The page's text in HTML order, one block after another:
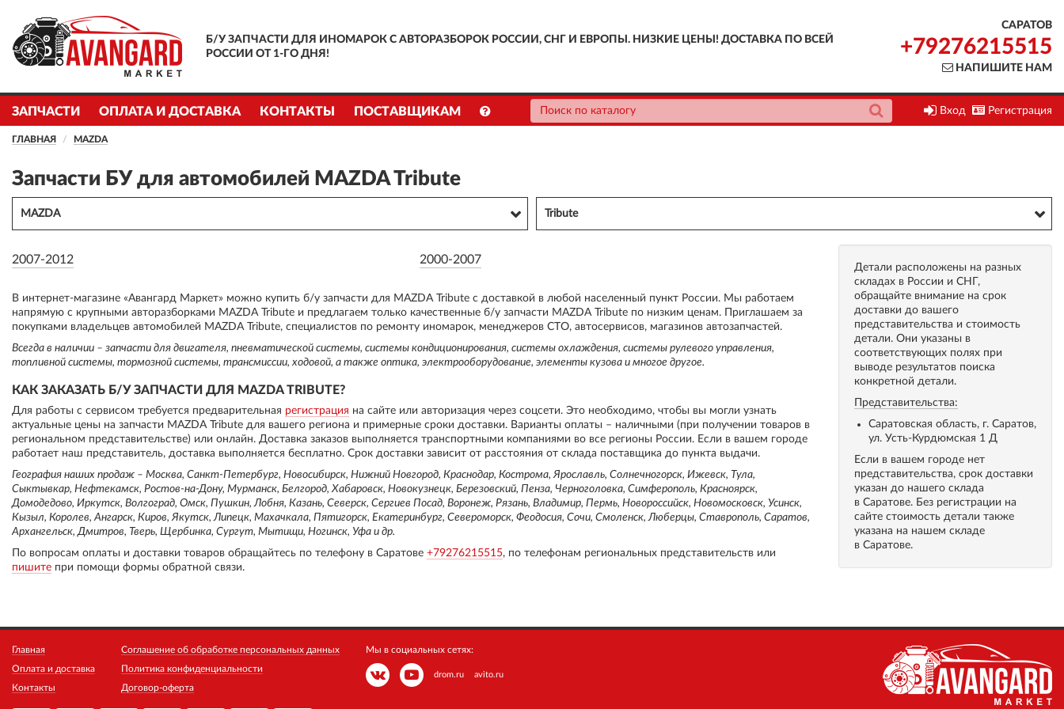
Б/У ЗАПЧАСТИ ДЛЯ ИНОМАРОК С АВТОРАЗБОРОК РОССИИ, СНГ И ЕВРОПЫ. НИЗКИЕ ЦЕНЫ! ДОСТАВКА ПО ВСЕЙ
РОССИИ ОТ 1-ГО ДНЯ!
САРАТОВ
+79276215515
НАПИШИТЕ НАМ
ЗАПЧАСТИ ОПЛАТА И ДОСТАВКА КОНТАКТЫ ПОСТАВЩИКАМ Вход Регистрация
ГЛАВНАЯ MAZDA
Запчасти БУ для автомобилей MAZDA Tribute
MAZDA Tribute
2007-2012 2000-2007
В интернет-магазине «Авангард Маркет» можно купить б/у запчасти для MAZDA Tribute с доставкой в любой населенный пункт России. Мы работаем
напрямую с крупными авторазборками MAZDA Tribute и предлагаем только качественные б/у запчасти MAZDA Tribute по низким ценам. Приглашаем за
покупками владельцев автомобилей MAZDA Tribute, специалистов по ремонту иномарок, менеджеров СТО, автосервисов, магазинов автозапчастей.
Всегда в наличии – запчасти для двигателя, пневматической системы, системы кондиционирования, системы охлаждения, системы рулевого управления,
топливной системы, тормозной системы, трансмиссии, ходовой, а также оптика, электрооборудование, элементы кузова и многое другое.
КАК ЗАКАЗАТЬ Б/У ЗАПЧАСТИ ДЛЯ MAZDA TRIBUTE?
Для работы с сервисом требуется предварительная регистрация на сайте или авторизация через соцсети. Это необходимо, чтобы вы могли узнать
актуальные цены на запчасти MAZDA Tribute для вашего региона и примерные сроки доставки. Варианты оплаты – наличными (при получении товаров в
региональном представительстве) или онлайн. Доставка заказов выполняется транспортными компаниями во все регионы России. Если в вашем городе
работает наш представитель, доставка выполняется бесплатно. Срок доставки зависит от расстояния от склада поставщика до пункта выдачи.
География наших продаж – Москва, Санкт-Петербург, Новосибирск, Нижний Новгород, Краснодар, Кострома, Ярославль, Солнечногорск, Ижевск, Тула,
Сыктывкар, Нефтекамск, Ростов-на-Дону, Мурманск, Белгород, Хабаровск, Новокузнецк, Березовский, Пенза, Черноголовка, Симферополь, Красноярск,
Домодедово, Иркутск, Волгоград, Омск, Пушкин, Лобня, Казань, Северск, Сергиев Посад, Воронеж, Рязань, Владимир, Пермь, Новороссийск, Новомосковск, Усинск,
Кызыл, Королев, Ангарск, Киров, Якутск, Липецк, Махачкала, Пятигорск, Екатеринбург, Североморск, Феодосия, Сочи, Смоленск, Люберцы, Ставрополь, Саратов,
Архангельск, Дмитров, Тверь, Щербинка, Сургут, Мытищи, Ногинск, Уфа и др.
По вопросам оплаты и доставки товаров обращайтесь по телефону в Саратове +79276215515, по телефонам региональных представительств или
пишите при помощи формы обратной связи.
Детали расположены на разных
складах в России и СНГ,
обращайте внимание на срок
доставки до вашего
представительства и стоимость
детали. Они указаны в
соответствующих полях при
выводе результатов поиска
конкретной детали.
Представительства:
Саратовская область, г. Саратов,
ул. Усть-Курдюмская 1 Д
Если в вашем городе нет
представительства, срок доставки
указан до нашего склада
в Саратове. Без регистрации на
сайте стоимость детали также
указана на нашем складе
в Саратове.
Главная
Оплата и доставка
Контакты
Соглашение об обработке персональных данных
Политика конфиденциальности
Договор-оферта
Мы в социальных сетях:
drom.ru avito.ru